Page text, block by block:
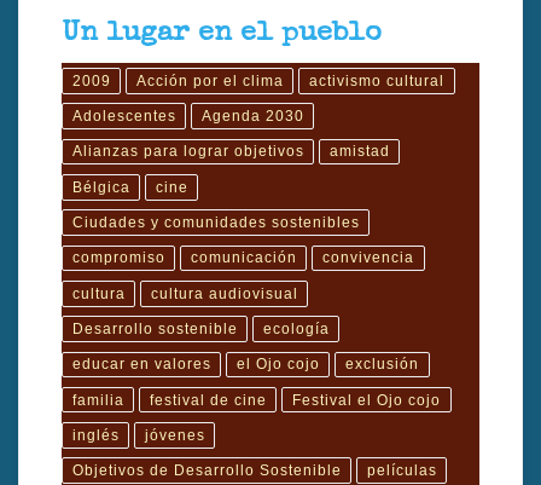
Un lugar en el pueblo
2009 Acción por el clima activismo cultural
Adolescentes Agenda 2030
Alianzas para lograr objetivos amistad
Bélgica cine
Ciudades y comunidades sostenibles
compromiso comunicación convivencia
cultura cultura audiovisual
Desarrollo sostenible ecología
educar en valores el Ojo cojo exclusión
familia festival de cine Festival el Ojo cojo
inglés jóvenes
Objetivos de Desarrollo Sostenible películas